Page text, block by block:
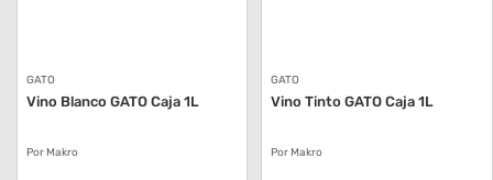
GATO
Vino Blanco GATO Caja 1L
Por Makro
GATO
Vino Tinto GATO Caja 1L
Por Makro